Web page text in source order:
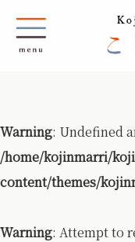
Warning: Undefined
/home/kojinmarri/
content/themes/
Warning: Attempt to